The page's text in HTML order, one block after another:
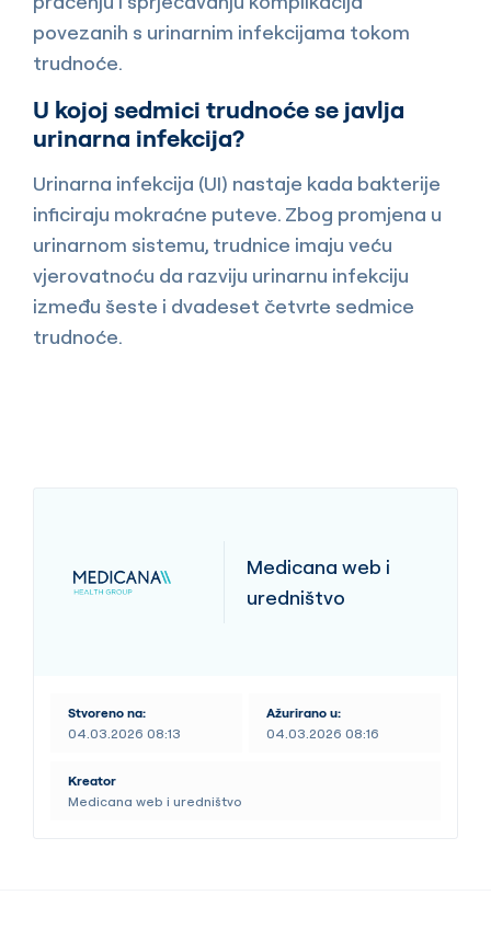
povezanih s urinarnim infekcijama tokom
trudnoće.
U kojoj sedmici trudnoće se javlja
urinarna infekcija?
Urinarna infekcija (UI) nastaje kada bakterije
inficiraju mokraćne puteve. Zbog promjena u
urinarnom sistemu, trudnice imaju veću
vjerovatnoću da razviju urinarnu infekciju
između šeste i dvadeset četvrte sedmice
trudnoće.
Medicana web i
uredništvo
Stvoreno na:
04.03.2026 08:13
Ažurirano u:
04.03.2026 08:16
Kreator
Medicana web i uredništvo